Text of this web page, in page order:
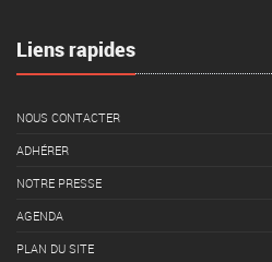
Liens rapides
NOUS CONTACTER
ADHÉRER
NOTRE PRESSE
AGENDA
PLAN DU SITE